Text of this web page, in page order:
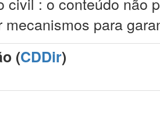
mecanismos para
(CDDir)